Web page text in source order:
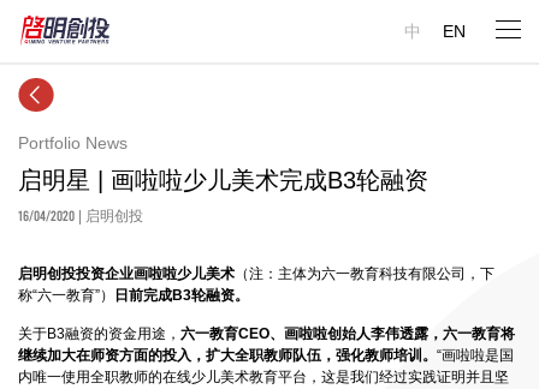
中 EN
Portfolio News
启明星 | 画啦啦少儿美术完成B3轮融资
16/04/2020 | 启明创投
启明创投投资企业画啦啦少儿美术 （注：主体为六一教育科技有限公司，下
称“六一教育”）
日前完成B3轮融资。
关于B3融资的资金用途， 六一教育CEO、画啦啦创始人李伟透露，六一教育将
继续加大在师资方面的投入，扩大全职教师队伍，强化教师培训。 “画啦啦是国
内唯一使用全职教师的在线少儿美术教育平台，这是我们经过实践证明并且坚